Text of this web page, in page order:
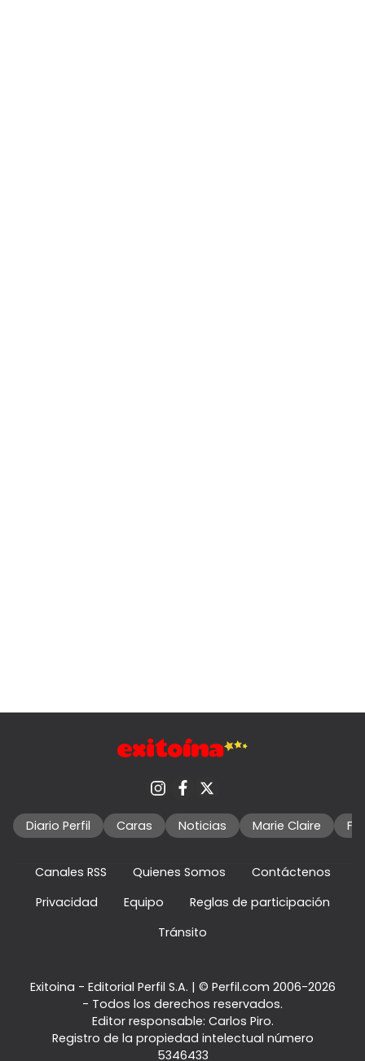
Diario Perfil Caras Noticias Marie Claire
Canales RSS Quienes Somos
Contáctenos
Privacidad
Equipo
Reglas de participación
Tránsito
Exitoina - Editorial Perfil S.A. | © Perfil.com 2006-2026
- Todos los derechos reservados.
Editor responsable: Carlos Piro.
Registro de la propiedad intelectual número
5346433